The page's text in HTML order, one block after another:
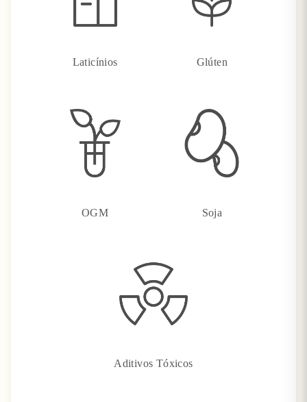
Laticínios Glúten
OGM Soja
Aditivos Tóxicos